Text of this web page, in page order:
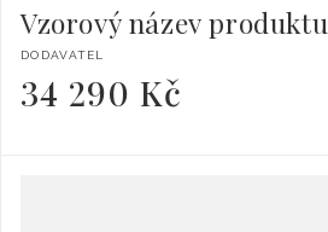
Vzorový název produktu
Dodavatel:
DODAVATEL
Běžná
cena
34 290 Kč